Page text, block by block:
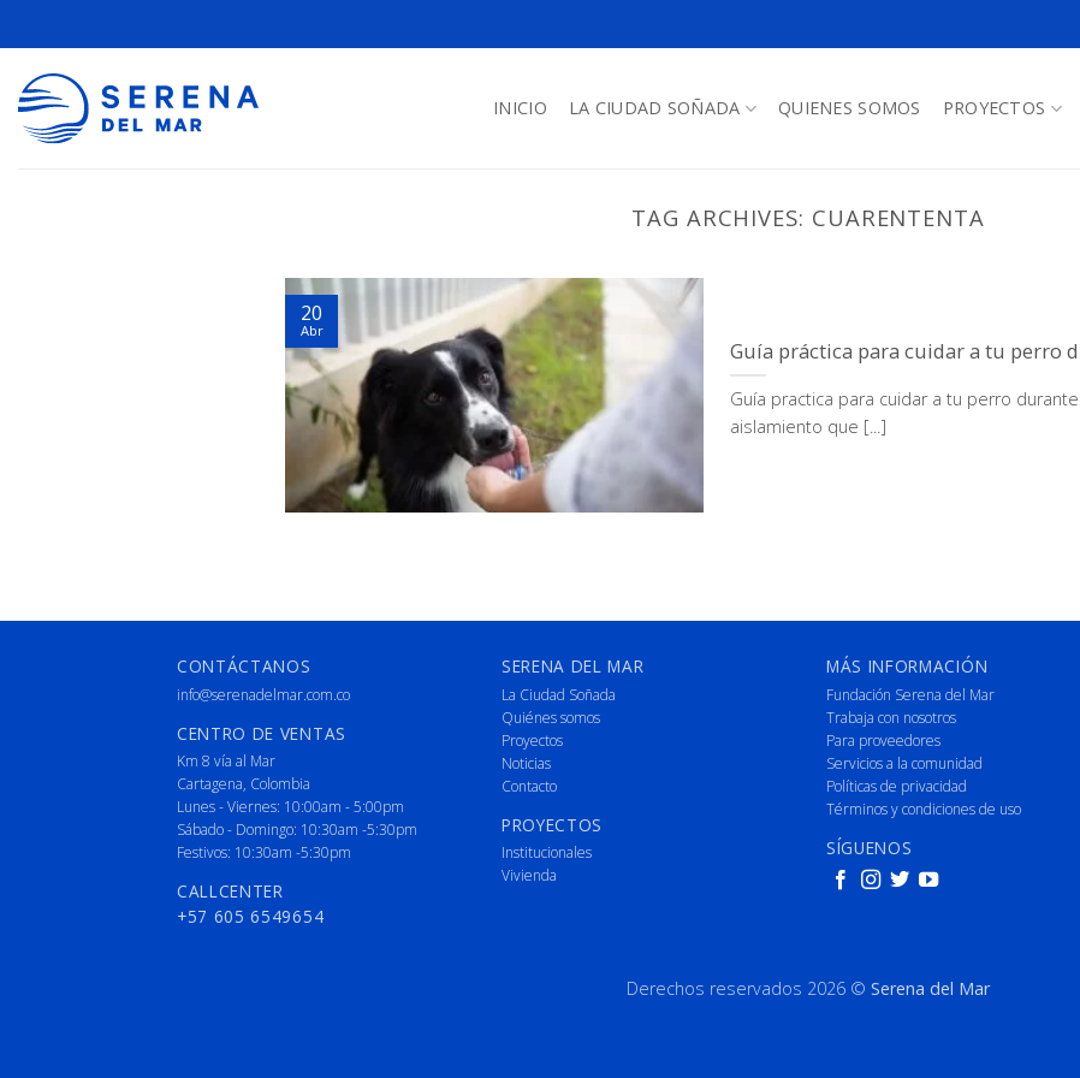
INICIO LA CIUDAD SOÑADA QUIENES SOMOS PROYECTOS
TAG ARCHIVES: CUARENTENTA
Guía práctica para cuidar a tu perro
Guía practica para cuidar a tu perro
aislamiento que [...]
20
Abr
CONTÁCTANOS
info@serenadelmar.com.co
CENTRO DE VENTAS
Km 8 vía al Mar
Cartagena, Colombia
Lunes - Viernes: 10:00am - 5:00pm
Sábado - Domingo: 10:30am -5:30pm
Festivos: 10:30am -5:30pm
CALLCENTER
+57 605 6549654
SERENA DEL MAR
La Ciudad Soñada
Quiénes somos
Proyectos
Noticias
Contacto
PROYECTOS
Institucionales
Vivienda
MÁS INFORMACIÓN
Fundación Serena del Mar
Trabaja con nosotros
Para proveedores
Servicios a la comunidad
Políticas de privacidad
Términos y condiciones de uso
SÍGUENOS
Derechos reservados 2026 © Serena del Mar